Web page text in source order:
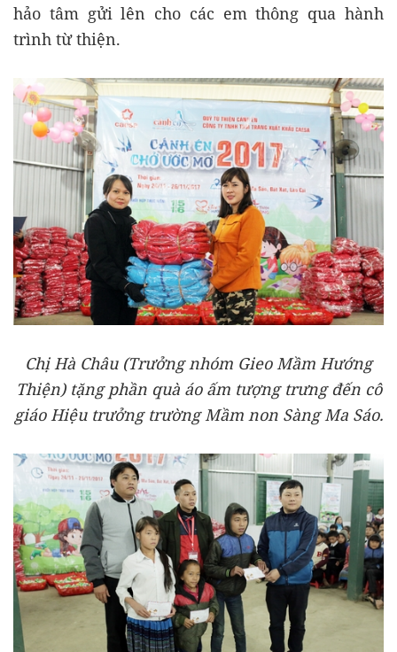
hảo tâm gửi lên cho các em thông qua hành
trình từ thiện.
Chị Hà Châu (Trưởng nhóm Gieo Mầm Hướng
Thiện) tặng phần quà áo ấm tượng trưng đến cô
giáo Hiệu trưởng trường Mầm non Sàng Ma Sáo.